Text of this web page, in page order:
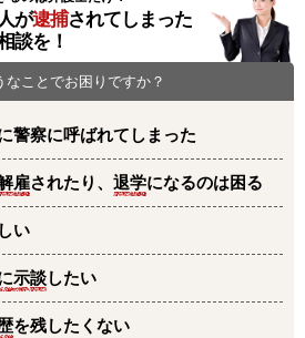
が逮捕されてしまった
談を！
なことでお困りですか？
警察に呼ばれてしまった
雇されたり、 退学になるのは困る
い
示談したい
を残したくない